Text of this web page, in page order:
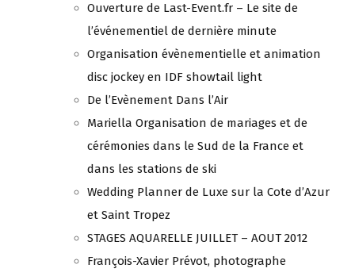
Ouverture de Last-Event.fr – Le site de
l’événementiel de dernière minute
Organisation évènementielle et animation
disc jockey en IDF showtail light
De l’Evènement Dans l’Air
Mariella Organisation de mariages et de
cérémonies dans le Sud de la France et
dans les stations de ski
Wedding Planner de Luxe sur la Cote d’Azur
et Saint Tropez
STAGES AQUARELLE JUILLET – AOUT 2012
François-Xavier Prévot, photographe